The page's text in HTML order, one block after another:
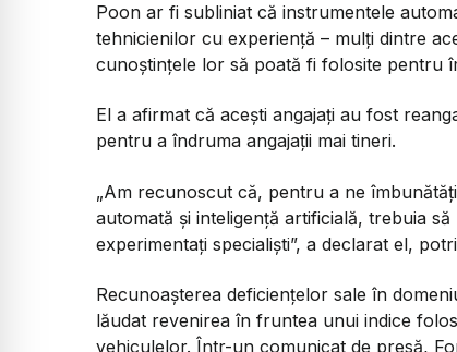
Poon ar fi subliniat că instrumentele
tehnicienilor cu experiență – mulți dintre
cunoștințele lor să poată fi folosite pentru
El a afirmat că acești angajați au fost
pentru a îndruma angajații mai tineri.
„Am recunoscut că, pentru a ne
automată și inteligență artificială, trebuia
experimentați specialiști”, a declarat el,
Recunoașterea deficiențelor sale în
lăudat revenirea în fruntea unui indice
vehiculelor. Într-un comunicat de presă,